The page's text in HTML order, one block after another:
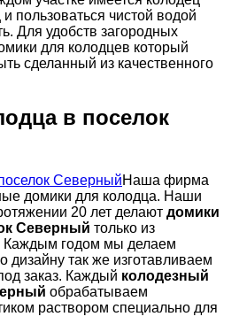
пользоваться чистой водой
Для удобств загородных
для колодцев который
сделанный из качественного
в поселок
Наша фирма
домики для колодца. Наши
20 лет делают домики
Северный только из
Каждым годом мы делаем
дизайну так же изготавливаем
заказ. Каждый колодезный
обрабатываем
раствором специально для